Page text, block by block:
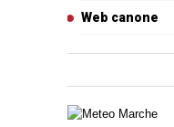
Web canone
Carta meteorologica